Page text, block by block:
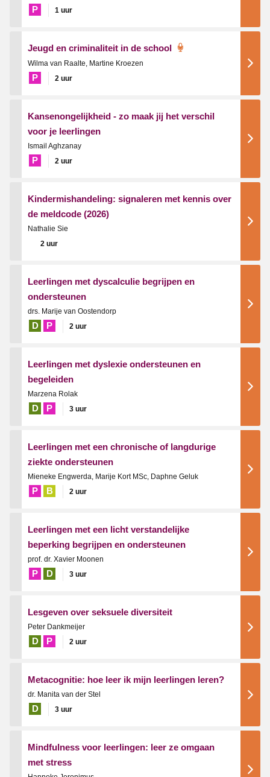
P 1 uur
Jeugd en criminaliteit in de school
Wilma van Raalte, Martine Kroezen
P 2 uur
Kansenongelijkheid - zo maak jij het verschil
voor je leerlingen
Ismail Aghzanay
P 2 uur
Kindermishandeling: signaleren met kennis over
de meldcode (2026)
Nathalie Sie
2 uur
Leerlingen met dyscalculie begrijpen en
ondersteunen
drs. Marije van Oostendorp
D P 2 uur
Leerlingen met dyslexie ondersteunen en
begeleiden
Marzena Rolak
D P 3 uur
Leerlingen met een chronische of langdurige
ziekte ondersteunen
Mieneke Engwerda, Marije Kort MSc, Daphne Geluk
P B 2 uur
Leerlingen met een licht verstandelijke
beperking begrijpen en ondersteunen
prof. dr. Xavier Moonen
P D 3 uur
Lesgeven over seksuele diversiteit
Peter Dankmeijer
D P 2 uur
Metacognitie: hoe leer ik mijn leerlingen leren?
dr. Manita van der Stel
D 3 uur
Mindfulness voor leerlingen: leer ze omgaan
met stress